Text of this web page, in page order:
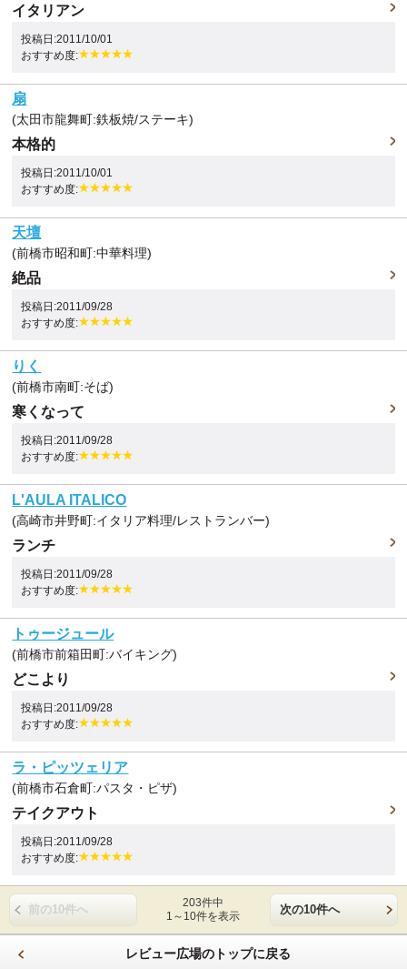
イタリアン
投稿日:2011/10/01
おすすめ度:
扇
(太田市龍舞町:鉄板焼/ステーキ)
本格的
投稿日:2011/10/01
おすすめ度:
天壇
(前橋市昭和町:中華料理)
絶品
投稿日:2011/09/28
おすすめ度:
りく
(前橋市南町:そば)
寒くなって
投稿日:2011/09/28
おすすめ度:
L'AULA ITALICO
(高崎市井野町:イタリア料理/レストランバー)
ランチ
投稿日:2011/09/28
おすすめ度:
トゥージュール
(前橋市前箱田町:バイキング)
どこより
投稿日:2011/09/28
おすすめ度:
ラ・ピッツェリア
(前橋市石倉町:パスタ・ピザ)
テイクアウト
投稿日:2011/09/28
おすすめ度:
前の10件へ
203件中
1～10件を表示
次の10件へ
レビュー広場のトップに戻る